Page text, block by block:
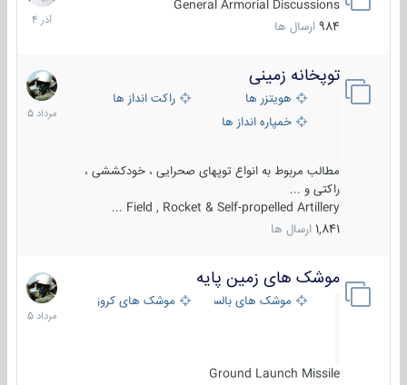
General Armorial Discussions
984 ارسال ها
1404
توپخانه زمینی
هویتزر ها
راکت انداز ها
خمپاره انداز ها
مطالب مربوط به انواع توپهای صحرایی ، خودکششی ،
راکتی و ...
Field , Rocket & Self-propelled Artillery ...
1,841 ارسال ها
9
مرداد
1405
موشک های زمین پایه
موشک های بالستیک موشک های کروز
Ground Launch Missile
2
مرداد
1405